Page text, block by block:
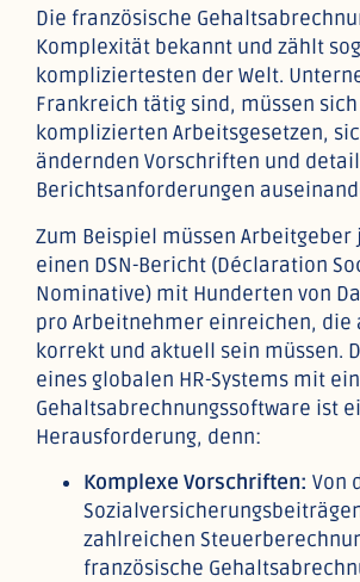
Die französische
Komplexität bekannt und zählt
kompliziertesten der Welt.
Frankreich tätig sind, müssen
komplizierten Arbeitsgesetzen,
ändernden Vorschriften und
Berichtsanforderungen
Zum Beispiel müssen Arbeitgeber
einen DSN-Bericht (Déclaration
Nominative) mit Hunderten von
pro Arbeitnehmer einreichen, die
korrekt und aktuell sein müssen.
eines globalen HR-Systems mit
Gehaltsabrechnungssoftware ist
Herausforderung, denn:
Komplexe Vorschriften: Von
zahlreichen
französische